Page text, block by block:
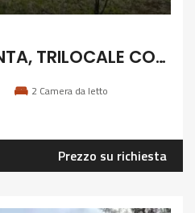
25V – LA MAZZANTA, TRILOCALE CON GIARDINO
2 Camera da letto
Prezzo su richiesta